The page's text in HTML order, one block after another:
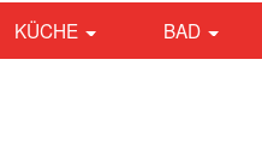
KÜCHE BAD